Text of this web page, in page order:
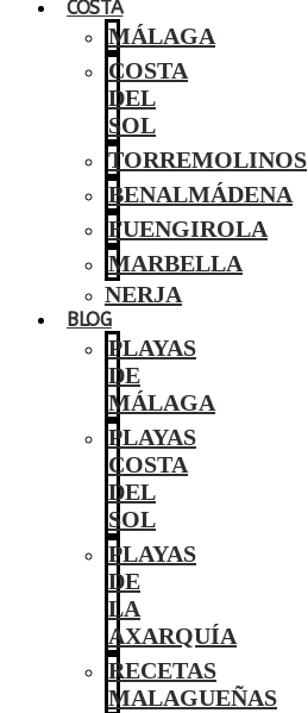
COSTA
MÁLAGA
COSTA
DEL
SOL
TORREMOLINOS
BENALMÁDENA
FUENGIROLA
MARBELLA
NERJA
BLOG
PLAYAS
DE
MÁLAGA
PLAYAS
COSTA
DEL
SOL
PLAYAS
DE
LA
AXARQUÍA
RECETAS
MALAGUEÑAS